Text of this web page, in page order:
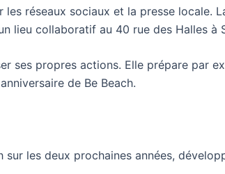
réseaux sociaux et la presse locale.
lieu collaboratif au 40 rue des Halles à
ses propres actions. Elle prépare par
de Be Beach.
les deux prochaines années,